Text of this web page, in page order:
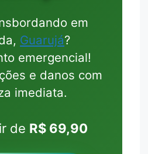
em
Guarujá?
emergencial!
e danos com
imediata.
de R$ 69,90